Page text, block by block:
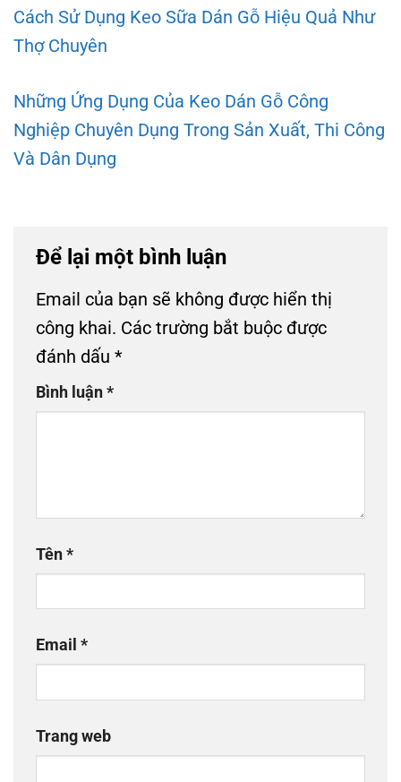
Cách Sử Dụng Keo Sữa Dán Gỗ Hiệu Quả Như
Thợ Chuyên
Những Ứng Dụng Của Keo Dán Gỗ Công
Nghiệp Chuyên Dụng Trong Sản Xuất, Thi Công
Và Dân Dụng
Để lại một bình luận
Email của bạn sẽ không được hiển thị
công khai. Các trường bắt buộc được
đánh dấu *
Bình luận*
Tên*
Email *
Trang web